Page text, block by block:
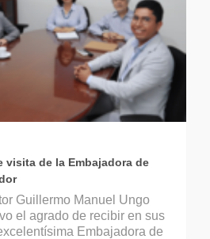
visita de la Embajadora de
Guillermo Manuel Ungo
el agrado de recibir en sus
Embajadora de